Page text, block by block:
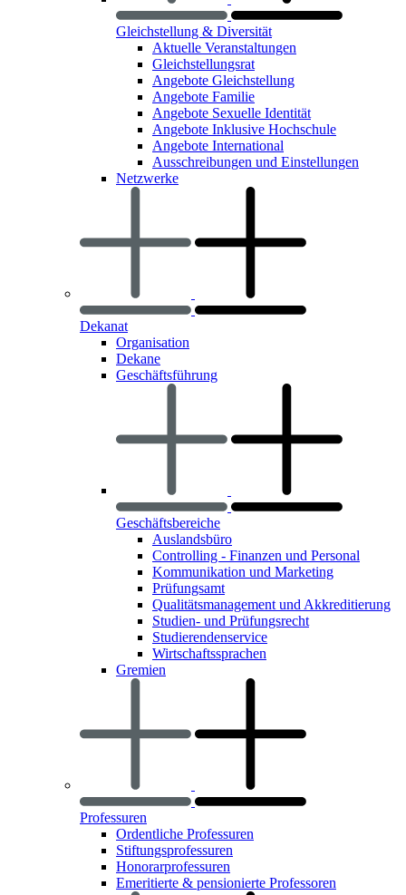
Gleichstellung & Diversität
Aktuelle Veranstaltungen
Gleichstellungsrat
Angebote Gleichstellung
Angebote Familie
Angebote Sexuelle Identität
Angebote Inklusive Hochschule
Angebote International
Ausschreibungen und Einstellungen
Netzwerke
Dekanat
Organisation
Dekane
Geschäftsführung
Geschäftsbereiche
Auslandsbüro
Controlling - Finanzen und Personal
Kommunikation und Marketing
Prüfungsamt
Qualitätsmanagement und Akkreditierung
Studien- und Prüfungsrecht
Studierendenservice
Wirtschaftssprachen
Gremien
Professuren
Ordentliche Professuren
Stiftungsprofessuren
Honorarprofessuren
Emeritierte & pensionierte Professoren